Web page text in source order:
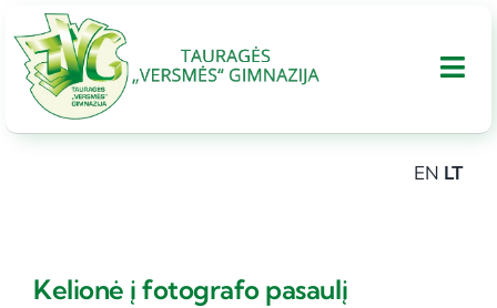
to
content
EN LT
Kelionė į fotografo pasaulį